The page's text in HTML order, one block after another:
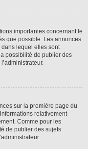
importantes concernant le
que possible. Les annonces
lequel elles sont
possibilité de publier des
sur la première page du
relativement
Comme pour les
de publier des sujets